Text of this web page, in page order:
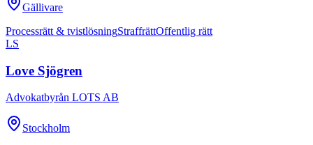
Gällivare
Processrätt & tvistlösningStraffrättOffentlig rätt
LS
Love Sjögren
Advokatbyrån LOTS AB
Stockholm